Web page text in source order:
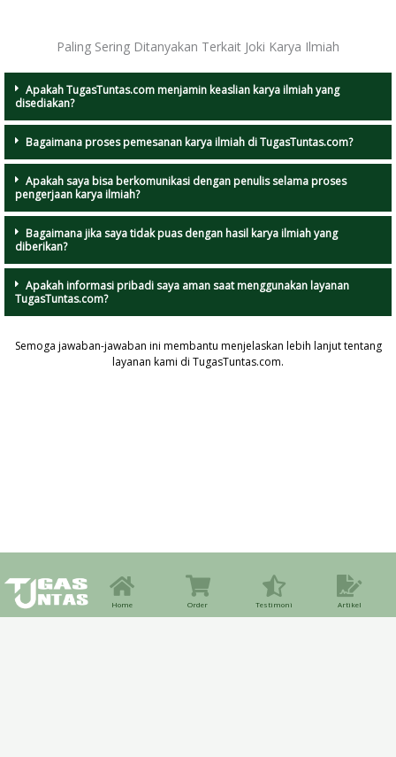
Paling Sering Ditanyakan Terkait Joki Karya Ilmiah
Apakah TugasTuntas.com menjamin keaslian karya ilmiah yang
disediakan?
Bagaimana proses pemesanan karya ilmiah di TugasTuntas.com?
Apakah saya bisa berkomunikasi dengan penulis selama proses
pengerjaan karya ilmiah?
Bagaimana jika saya tidak puas dengan hasil karya ilmiah yang
diberikan?
Apakah informasi pribadi saya aman saat menggunakan layanan
TugasTuntas.com?
Semoga jawaban-jawaban ini membantu menjelaskan lebih lanjut tentang
layanan kami di TugasTuntas.com.
Home Order Testimoni Artikel